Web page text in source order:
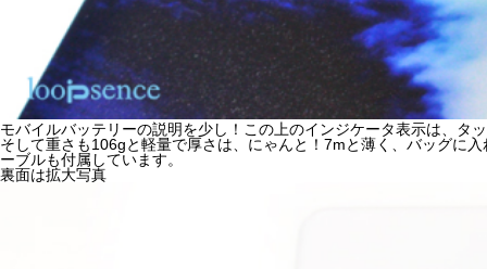
モバイルバッテリーの説明を少し！この上のインジケータ表示は、タ
そして重さも106gと軽量で厚さは、にゃんと！7mと薄く、バッグに
ーブルも付属しています。
裏面は拡大写真